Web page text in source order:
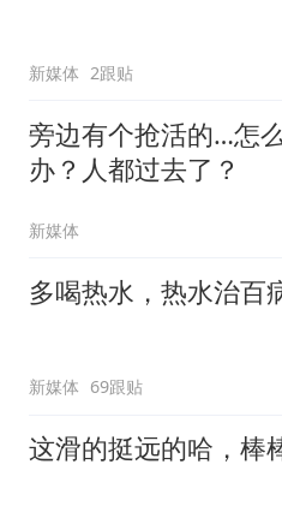
新媒体 2跟贴
旁边有个抢活的…怎
办？人都过去了？
新媒体
多喝热水，热水治百
新媒体 69跟贴
这滑的挺远的哈，棒